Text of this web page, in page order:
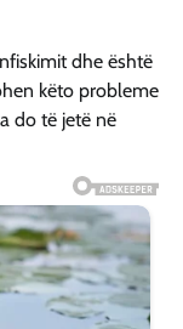
dhe është
këto probleme
do të jetë në